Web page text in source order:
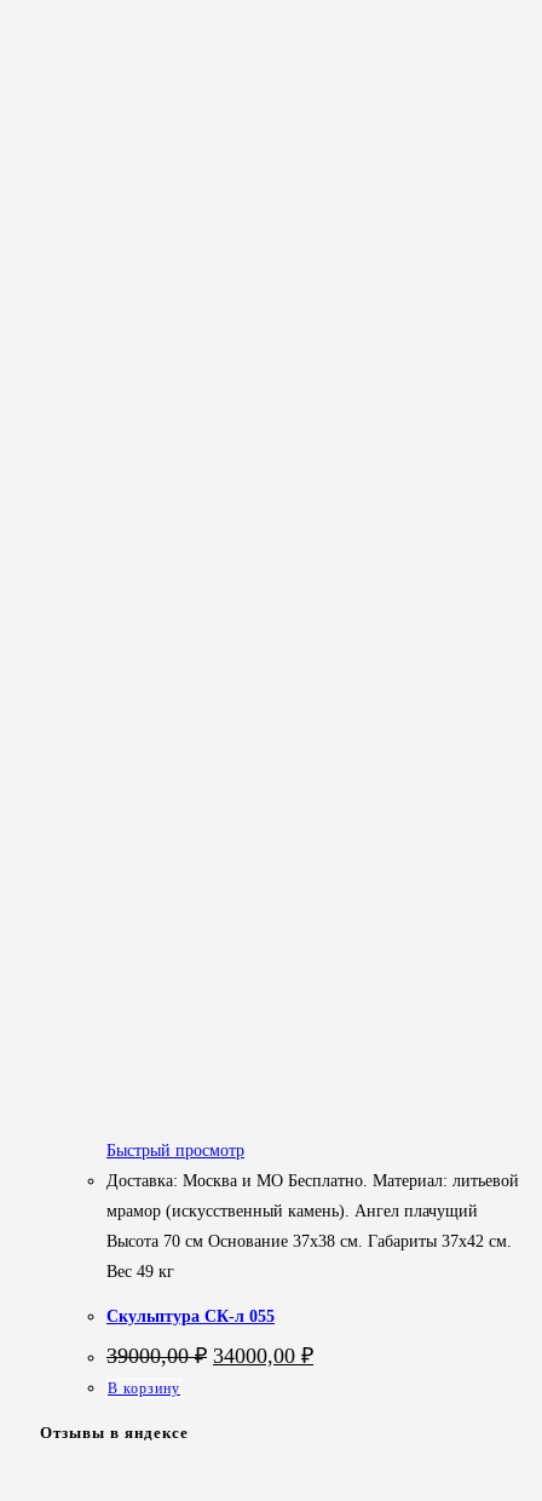
Быстрый просмотр
Доставка: Москва и МО Бесплатно. Материал: литьевой
мрамор (искусственный камень). Ангел плачущий
Высота 70 см Основание 37х38 см. Габариты 37х42 см.
Вес 49 кг
Скульптура СК-л 055
39000,00₽ Первоначальная
34000,00 ₽Текущая
В корзину
Отзывы в яндексе